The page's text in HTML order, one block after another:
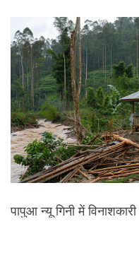
पापुआ न्यू गिनी में